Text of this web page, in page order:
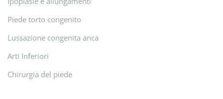
Piede torto congenito
Lussazione congenita anca
Arti Inferiori
Chirurgia del piede